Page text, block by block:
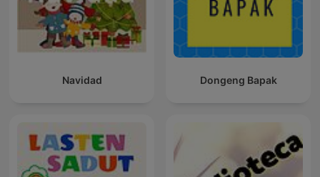
Navidad Dongeng Bapak